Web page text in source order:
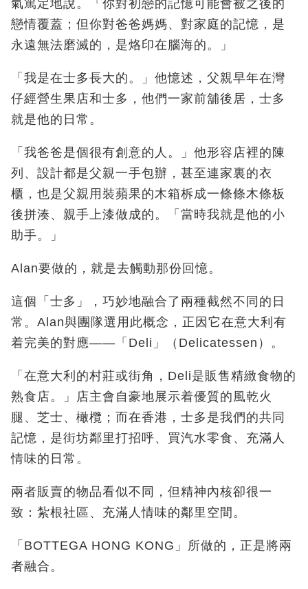
氣篤定地說。「你對初戀的記憶可能會被之後的
戀情覆蓋；但你對爸爸媽媽、對家庭的記憶，是
永遠無法磨滅的，是烙印在腦海的。」
「我是在士多長大的。」他憶述，父親早年在灣
仔經營生果店和士多，他們一家前舖後居，士多
就是他的日常。
「我爸爸是個很有創意的人。」他形容店裡的陳
列、設計都是父親一手包辦，甚至連家裏的衣
櫃，也是父親用裝蘋果的木箱柝成一條條木條板
後拼湊、親手上漆做成的。「當時我就是他的小
助手。」
Alan要做的，就是去觸動那份回憶。
這個「士多」，巧妙地融合了兩種截然不同的日
常。Alan與團隊選用此概念，正因它在意大利有
着完美的對應——「 Deli 」（ Delicatessen ）。
「在意大利的村莊或街角，Deli是販售精緻食物的
熟食店。」店主會自豪地展示着優質的風乾火
腿、芝士、橄欖；而在香港，士多是我們的共同
記憶，是街坊鄰里打招呼、買汽水零食、充滿人
情味的日常。
兩者販賣的物品看似不同，但精神內核卻很一
致：紮根社區、充滿人情味的鄰里空間。
「BOTTEGA HONG KONG 」所做的，正是將兩
者融合。